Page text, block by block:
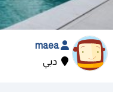
maea
دبي